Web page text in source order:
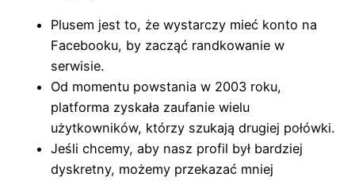
Plusem jest to, że wystarczy mieć konto na
Facebooku, by zacząć randkowanie w
serwisie.
Od momentu powstania w 2003 roku,
platforma zyskała zaufanie wielu
użytkowników, którzy szukają drugiej połówki.
Jeśli chcemy, aby nasz profil był bardziej
dyskretny, możemy przekazać mniej